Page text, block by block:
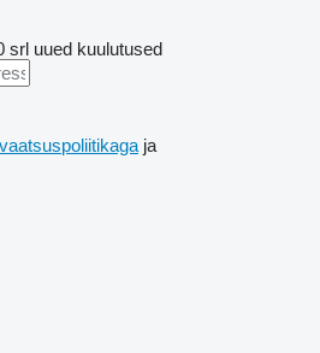
srl uued kuulutused
ja